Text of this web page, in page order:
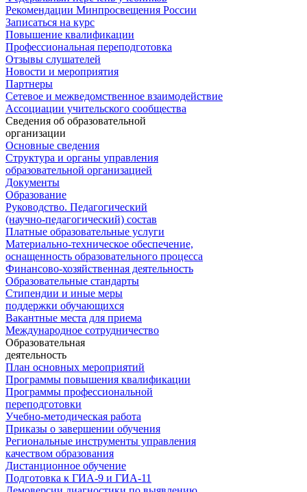
Рекомендации Минпросвещения России
Записаться на курс
Повышение квалификации
Профессиональная переподготовка
Отзывы слушателей
Новости и мероприятия
Партнеры
Сетевое и межведомственное взаимодействие
Ассоциации учительского сообщества
Сведения об образовательной
организации
Основные сведения
Структура и органы управления
образовательной организацией
Документы
Образование
Руководство. Педагогический
(научно-педагогический) состав
Платные образовательные услуги
Материально-техническое обеспечение,
оснащенность образовательного процесса
Финансово-хозяйственная деятельность
Образовательные стандарты
Стипендии и иные меры
поддержки обучающихся
Вакантные места для приема
Международное сотрудничество
Образовательная
деятельность
План основных мероприятий
Программы повышения квалификации
Программы профессиональной
переподготовки
Учебно-методическая работа
Приказы о завершении обучения
Региональные инструменты управления
качеством образования
Дистанционное обучение
Подготовка к ГИА-9 и ГИА-11